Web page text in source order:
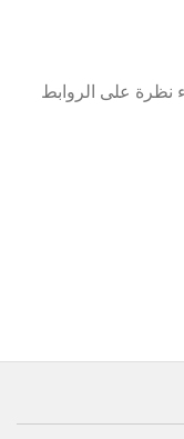
نظرة على الروابط